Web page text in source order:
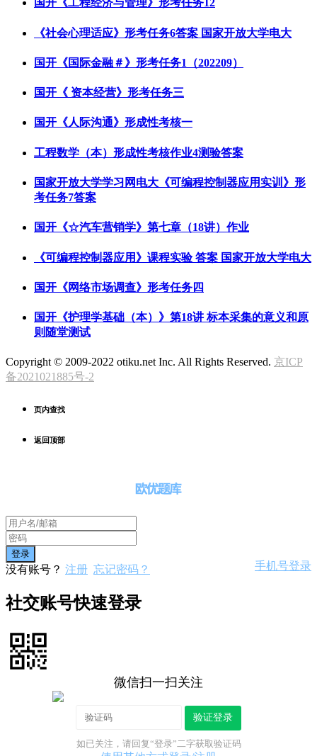
国开《工程经济与管理》形考任务12
《社会心理适应》形考任务6答案 国家开放大学电大
国开《国际金融＃》形考任务1（202209）
国开《 资本经营》形考任务三
国开《人际沟通》形成性考核一
工程数学（本）形成性考核作业4测验答案
国家开放大学学习网电大《可编程控制器应用实训》形
考任务7答案
国开《☆汽车营销学》第七章（18讲）作业
《可编程控制器应用》课程实验 答案 国家开放大学电大
国开《网络市场调查》形考任务四
国开《护理学基础（本）》第18讲 标本采集的意义和原
则随堂测试
Copyright © 2009-2022 otiku.net Inc. All Rights Reserved. 京ICP
备2021021885号-2
页内查找
返回顶部
没有账号？ 注册 忘记密码？ 手机号登录
社交账号快速登录
微信扫一扫关注
验证登录
如已关注，请回复“登录”二字获取验证码